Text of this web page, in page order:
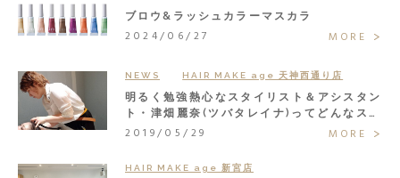
ブロウ&ラッシュカラーマスカラ
2024/06/27 MORE
NEWS HAIR MAKE age 天神西通り店
明るく勉強熱心なスタイリスト＆アシスタン
ト・津畑麗奈(ツバタレイナ)ってどんなスタ
ッフ？
2019/05/29 MORE
HAIR MAKE age 新宮店